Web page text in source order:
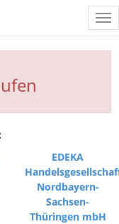
EDEKA
Nordbayern-
Sachsen-
Thüringen mbH